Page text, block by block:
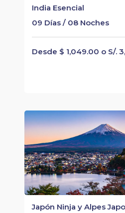
India Esencial
09 Días / 08 Noches
Desde $ 1,049.00 o S/.
Japón Ninja y Alpes